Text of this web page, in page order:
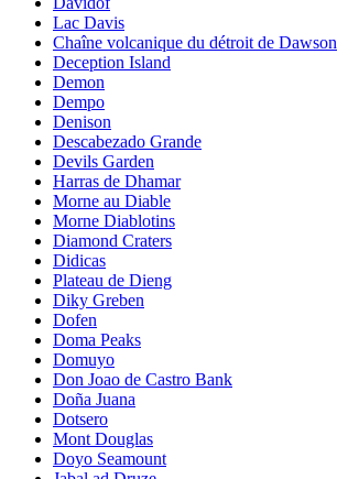
Lac Davis
Chaîne volcanique du détroit de Dawson
Deception Island
Demon
Dempo
Denison
Descabezado Grande
Devils Garden
Harras de Dhamar
Morne au Diable
Morne Diablotins
Diamond Craters
Didicas
Plateau de Dieng
Diky Greben
Dofen
Doma Peaks
Domuyo
Don Joao de Castro Bank
Doña Juana
Dotsero
Mont Douglas
Doyo Seamount